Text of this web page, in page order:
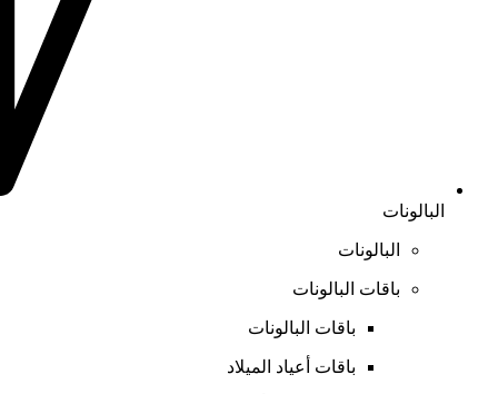
البالونات
البالونات
باقات البالونات
باقات البالونات
باقات أعياد الميلاد